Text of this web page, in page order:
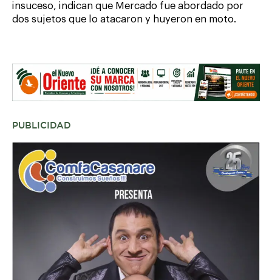
insuceso, indican que Mercado fue abordado por
dos sujetos que lo atacaron y huyeron en moto.
PUBLICIDAD